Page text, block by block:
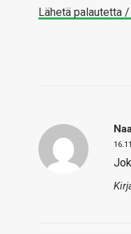
Lähetä palautetta